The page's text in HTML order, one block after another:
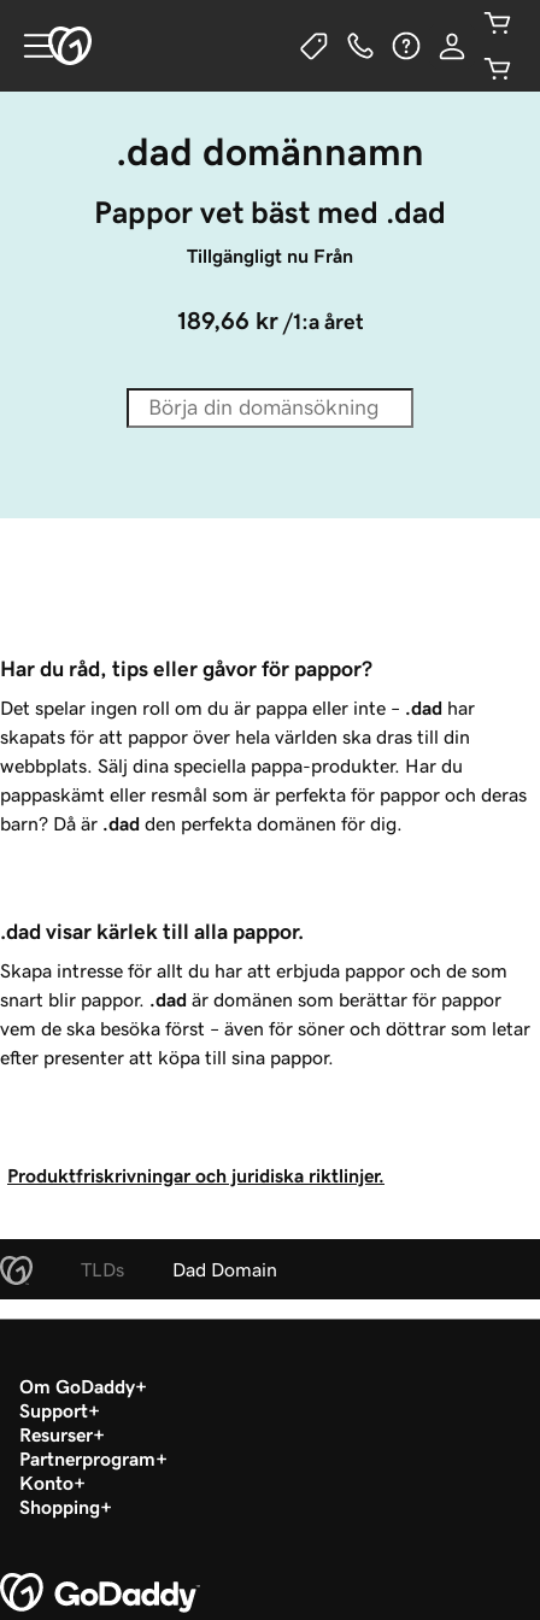
.dad domännamn
Pappor vet bäst med .dad
Tillgängligt nu Från
189,66 kr /1:a året
Har du råd, tips eller gåvor för pappor?
Det spelar ingen roll om du är pappa eller inte – .dad har
skapats för att pappor över hela världen ska dras till din
webbplats. Sälj dina speciella pappa-produkter. Har du
pappaskämt eller resmål som är perfekta för pappor och deras
barn? Då är .dad den perfekta domänen för dig.
.dad visar kärlek till alla pappor.
Skapa intresse för allt du har att erbjuda pappor och de som
snart blir pappor. .dad är domänen som berättar för pappor
vem de ska besöka först – även för söner och döttrar som letar
efter presenter att köpa till sina pappor.
Produktfriskrivningar och juridiska riktlinjer.
TLDs Dad Domain
Om GoDaddy
Support
Resurser
Partnerprogram
Konto
Shopping